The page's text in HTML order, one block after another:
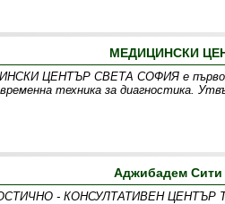
МЕДИЦИНСКИ
ЦЕНТЪР СВЕТА СОФИЯ е първото
техника за диагностика.
Аджибадем
- КОНСУЛТАТИВЕН ЦЕНТЪР